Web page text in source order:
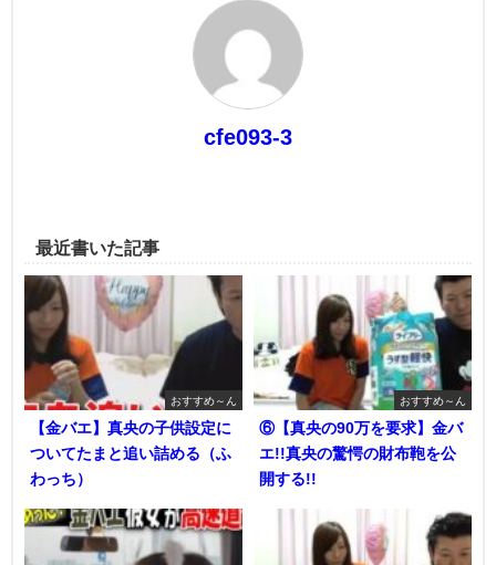
cfe093-3
最近書いた記事
おすすめ～ん
【金バエ】真央の子供設定に
ついてたまと追い詰める（ふ
わっち）
おすすめ～ん
⑥【真央の90万を要求】金バ
エ!!真央の驚愕の財布鞄を公
開する!!